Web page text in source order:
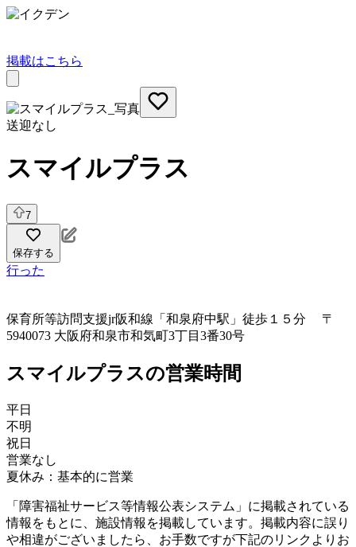
掲載はこちら
送迎なし
スマイルプラス
7
保存する
行った
保育所等訪問支援jr阪和線「和泉府中駅」徒歩１５分 〒
5940073 大阪府和泉市和気町3丁目3番30号
スマイルプラスの営業時間
平日
不明
祝日
営業なし
夏休み：基本的に営業
「障害福祉サービス等情報公表システム」に掲載されている
情報をもとに、施設情報を掲載しています。掲載内容に誤り
や相違がございましたら、お手数ですが下記のリンクよりお